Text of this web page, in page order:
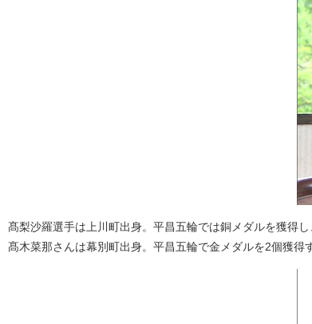
髙梨沙羅選手は上川町出身。平昌五輪では銅メダルを獲得
髙木菜那さんは幕別町出身。平昌五輪で金メダルを2個獲得